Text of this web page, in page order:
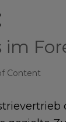
Content